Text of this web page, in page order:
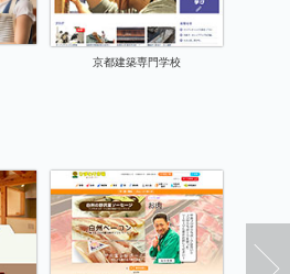
京都建築専門学校